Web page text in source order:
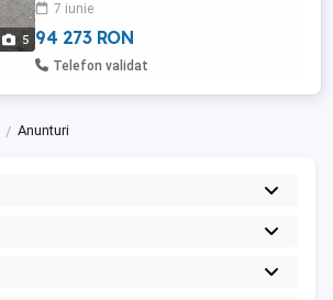
5
7 iunie
94 273 RON
Telefon validat
Anunturi